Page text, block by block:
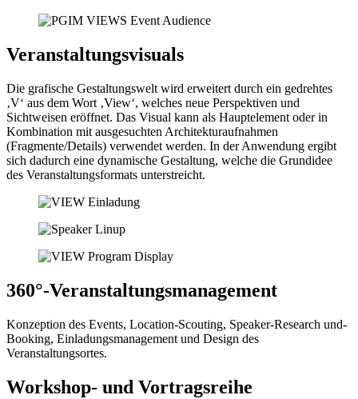
Veranstaltungsvisuals
Die grafische Gestaltungswelt wird erweitert durch ein gedrehtes
‚V‘ aus dem Wort ‚View‘, welches neue Perspektiven und
Sichtweisen eröffnet. Das Visual kann als Hauptelement oder in
Kombination mit ausgesuchten Architekturaufnahmen
(Fragmente/Details) verwendet werden. In der Anwendung ergibt
sich dadurch eine dynamische Gestaltung, welche die Grundidee
des Veranstaltungsformats unterstreicht.
360°-Veranstaltungsmanagement
Konzeption des Events, Location-Scouting, Speaker-Research und-
Booking, Einladungsmanagement und Design des
Veranstaltungsortes.
Workshop- und Vortragsreihe